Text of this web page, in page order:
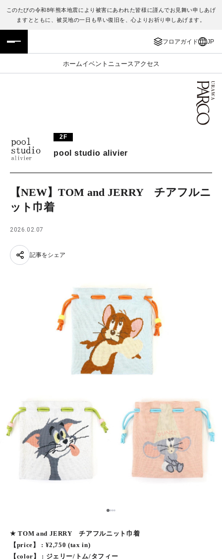
このたびの令和8年熊本地震により被害にあわれた皆様に謹んでお見舞い申しあげ
ますとともに、被災地の一日も早い復旧を、心よりお祈り申しあげます。
フロアガイド JP
ホームイベント ニュース アクセス
フロアガイド
施設案内・アクセス
TAX FREE
JP
ENGLISH
繁体字
日本語
2F
pool studio alivier
【NEW】TOM and JERRY チアフルニ
ット巾着
2026.02.07
記事をシェア
123
★ TOM and JERRY チアフルニット巾着
【price】 : ¥2,750 (tax in)
【color】 : ジェリー/トム/タフィー